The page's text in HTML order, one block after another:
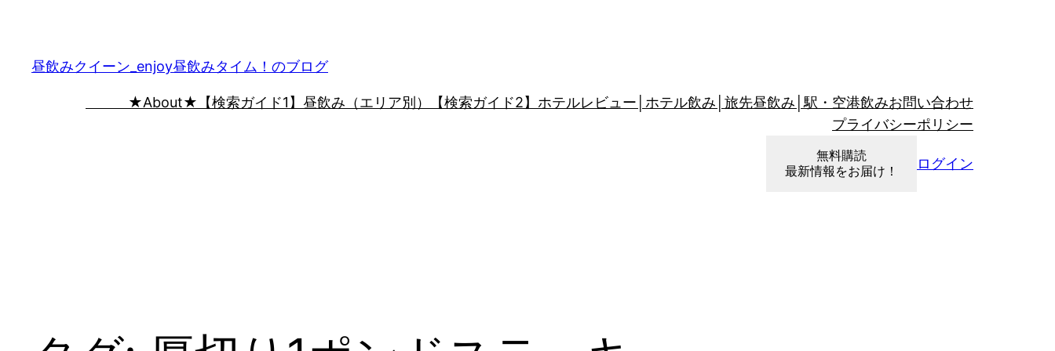
昼飲みクイーン_enjoy昼飲みタイム！のブログ
★About★ 【検索ガイド1】昼飲み（エリア別） 【検索ガイド2】ホテルレビュー│ホテル飲み│旅先昼飲み│駅・空港飲みお問い合わせ
プライバシーポリシー
無料購読
最新情報をお届け！
ログイン